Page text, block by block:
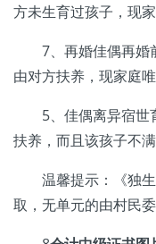
方未生育过孩子，现
7、再婚佳偶再婚
由对方扶养，现家庭
5、佳偶离异宿世
扶养，而且该孩子不
温馨提示：《独生
取，无单元的由村民